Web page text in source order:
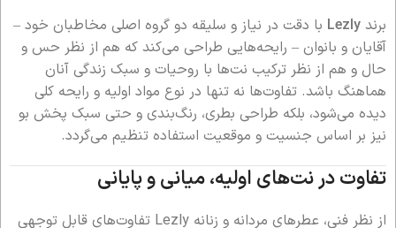
برند Lezly با دقت در نیاز و سلیقه دو گروه اصلی مخاطبان خود –
آقایان و بانوان – رایحه‌هایی طراحی می‌کند که هم از نظر حس و
حال و هم از نظر ترکیب نت‌ها با روحیات و سبک زندگی آنان
هماهنگ باشد. تفاوت‌ها نه تنها در نوع مواد اولیه و رایحه کلی
دیده می‌شود، بلکه طراحی بطری، رنگ‌بندی و حتی سبک پخش بو
نیز بر اساس جنسیت و موقعیت استفاده تنظیم می‌گردد.
تفاوت در نت‌های اولیه، میانی و پایانی
از نظر فنی، عطرهای مردانه و زنانه Lezly تفاوت‌های قابل توجهی